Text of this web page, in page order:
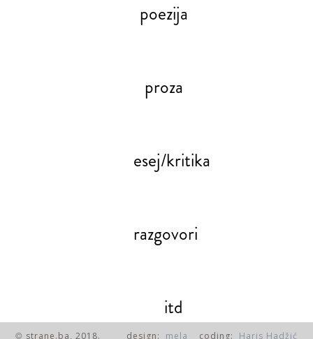
poezija
proza
esej/kritika
razgovori
itd
© strane.ba, 2018. design: mela coding: Haris Hadžić